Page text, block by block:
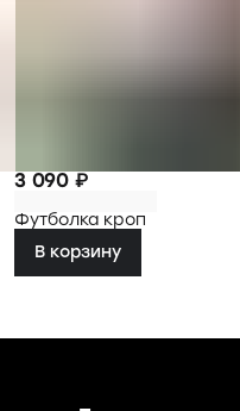
3 090 ₽
Футболка кроп
В корзину